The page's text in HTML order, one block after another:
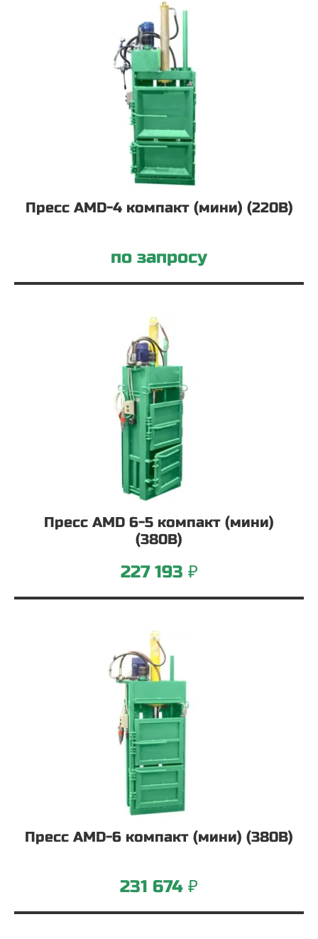
Пресс AMD-4 компакт (мини) (220В)
по запросу
Пресс AMD 6-5 компакт (мини)
(380В)
227 193 ₽
Пресс AMD-6 компакт (мини) (380В)
231 674 ₽